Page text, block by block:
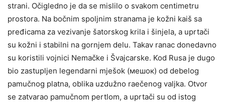
strani. Očigledno je da se mislilo o svakom centimetru
prostora. Na bočnim spoljnim stranama je kožni kaiš sa
pređicama za vezivanje šatorskog krila i šinjela, a uprtači
su kožni i stabilni na gornjem delu. Takav ranac donedavno
su koristili vojnici Nemačke i Švajcarske. Kod Rusa je dugo
bio zastupljen legendarni mješok (мешок) od debelog
pamučnog platna, oblika uzdužno raečenog valjka. Otvor
se zatvarao pamučnom pertlom, a uprtači su od istog